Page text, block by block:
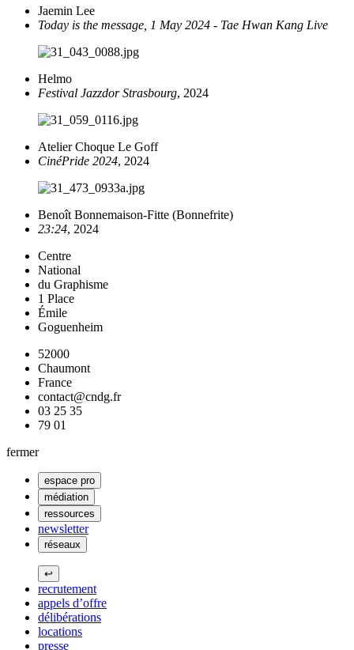
Jaemin Lee
Today is the message, 1 May 2024 - Tae Hwan Kang Live
Helmo
Festival Jazzdor Strasbourg, 2024
Atelier Choque Le Goff
CinéPride 2024, 2024
Benoît Bonnemaison-Fitte (Bonnefrite)
23:24, 2024
Centre
National
du Graphisme
1 Place
Émile
Goguenheim
52000
Chaumont
France
contact@cndg.fr
03 25 35
79 01
fermer
espace pro
médiation
ressources
newsletter
réseaux
↩
recrutement
appels d’offre
délibérations
locations
presse